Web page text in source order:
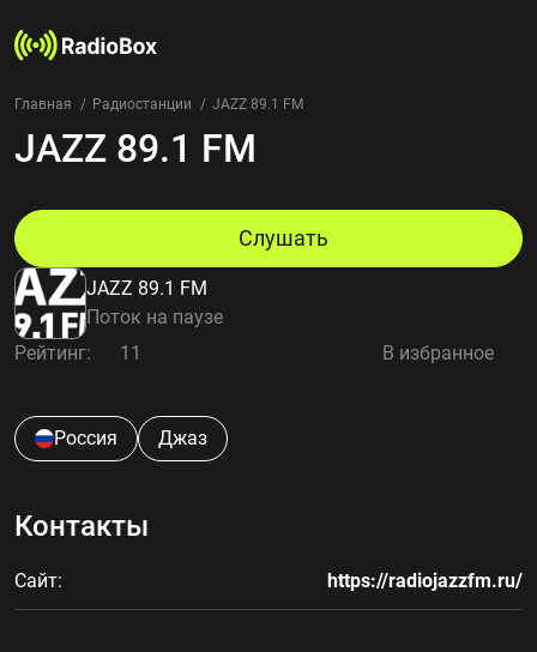
Радиостанции
Страны
Избранное
О нас
Добавить радиостанцию
Конфиденциальность
Главная Радиостанции JAZZ 89.1 FM
JAZZ 89.1 FM
JAZZ 89.1 FM
Поток на паузе
Слушать
Рейтинг: 11 В избранное
Россия Джаз
Контакты
Сайт: https://radiojazzfm.ru/